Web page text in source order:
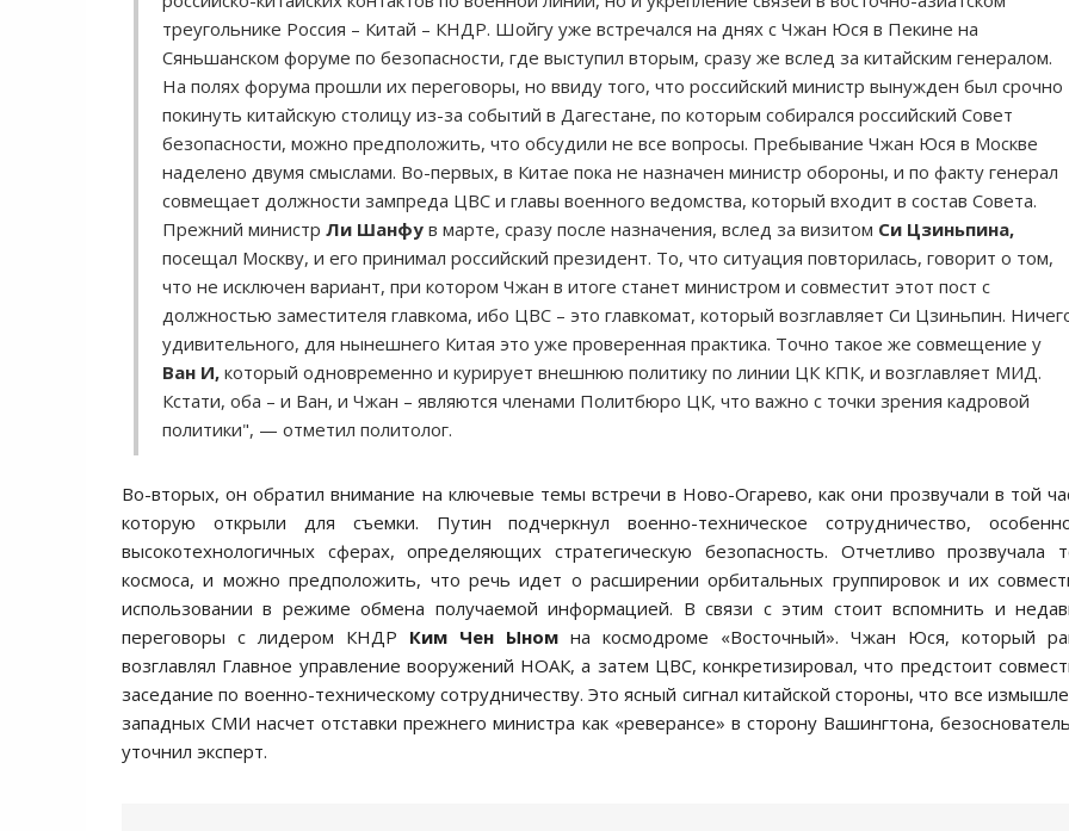
треугольнике Россия – Китай – КНДР. Шойгу уже встречался на днях с Чжан Юся в Пекине на
Сяньшанском форуме по безопасности, где выступил вторым, сразу же вслед за китайским генералом.
На полях форума прошли их переговоры, но ввиду того, что российский министр вынужден был срочно
покинуть китайскую столицу из-за событий в Дагестане, по которым собирался российский Совет
безопасности, можно предположить, что обсудили не все вопросы. Пребывание Чжан Юся в Москве
наделено двумя смыслами. Во-первых, в Китае пока не назначен министр обороны, и по факту генерал
совмещает должности зампреда ЦВС и главы военного ведомства, который входит в состав Совета.
Прежний министр Ли Шанфу в марте, сразу после назначения, вслед за визитом Си Цзиньпина,
посещал Москву, и его принимал российский президент. То, что ситуация повторилась, говорит о том,
что не исключен вариант, при котором Чжан в итоге станет министром и совместит этот пост с
должностью заместителя главкома, ибо ЦВС – это главкомат, который возглавляет Си Цзиньпин.
удивительного, для нынешнего Китая это уже проверенная практика. Точно такое же совмещение у
Ван И, который одновременно и курирует внешнюю политику по линии ЦК КПК, и возглавляет МИД.
Кстати, оба – и Ван, и Чжан – являются членами Политбюро ЦК, что важно с точки зрения кадровой
политики", — отметил политолог.
Во-вторых, он обратил внимание на ключевые темы встречи в Ново-Огарево, как они прозвучали в той
которую открыли для съемки. Путин подчеркнул военно-техническое сотрудничество,
высокотехнологичных сферах, определяющих стратегическую безопасность. Отчетливо прозвучала
космоса, и можно предположить, что речь идет о расширении орбитальных группировок и их
использовании в режиме обмена получаемой информацией. В связи с этим стоит вспомнить и
переговоры с лидером КНДР Ким Чен Ыном на космодроме «Восточный». Чжан Юся, который
возглавлял Главное управление вооружений НОАК, а затем ЦВС, конкретизировал, что предстоит
заседание по военно-техническому сотрудничеству. Это ясный сигнал китайской стороны, что все
западных СМИ насчет отставки прежнего министра как «реверансе» в сторону Вашингтона,
уточнил эксперт.